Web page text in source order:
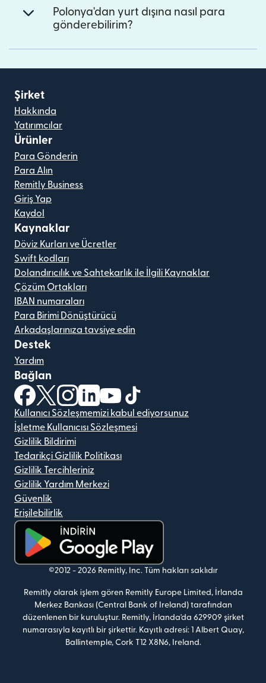
Polonya'dan yurt dışına nasıl para
gönderebilirim?
Şirket
Hakkında
Yatırımcılar
Ürünler
Para Gönderin
Para Alın
Remitly Business
Giriş Yap
Kaydol
Kaynaklar
Döviz Kurları ve Ücretler
Swift kodları
Dolandırıcılık ve Sahtekarlık ile İlgili Kaynaklar
Çözüm Ortakları
IBAN numaraları
Para Birimi Dönüştürücü
Arkadaşlarınıza tavsiye edin
Destek
Yardım
Bağlan
(yeni pencerede açılır)
(yeni pencerede açılır)
(yeni pencerede açılır)
(yeni pencerede açılır)
(yeni pencerede açılır)
Kullanıcı Sözleşmemizi kabul ediyorsunuz
İşletme Kullanıcısı Sözleşmesi
Gizlilik Bildirimi
Tedarikçi Gizlilik Politikası
Gizlilik Tercihleriniz
Gizlilik Yardım Merkezi
Güvenlik
Erişilebilirlik
(yeni pencerede açılır)
©2012 - 2026 Remitly, Inc. Tüm hakları saklıdır
Remitly olarak işlem gören Remitly Europe Limited, İrlanda
Merkez Bankası (Central Bank of Ireland) tarafından
düzenlenen bir kuruluştur. Remitly, İrlanda'da 629909 şirket
numarasıyla kayıtlı bir şirkettir. Kayıtlı adresi: 1 Albert Quay,
Ballintemple, Cork T12 X8N6, Ireland.